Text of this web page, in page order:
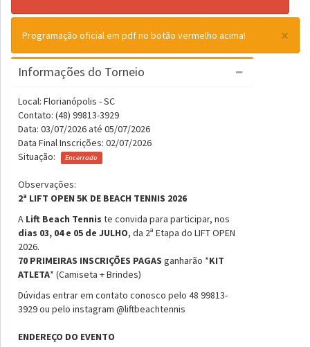
×
Programação oficial em pdf no botão vermelho acima!
Informações do Torneio
Local: Florianópolis - SC
Contato: (48) 99813-3929
Data: 03/07/2026 até 05/07/2026
Data Final Inscrições: 02/07/2026
Situação:
Encerrado
Observações:
2ª LIFT OPEN 5K DE BEACH TENNIS 2026
A Lift Beach Tennis te convida para participar, nos
dias 03, 04 e 05 de JULHO, da 2ª Etapa do LIFT OPEN
2026.
70 PRIMEIRAS INSCRIÇÕES PAGAS ganharão *KIT
ATLETA* (Camiseta + Brindes)
Dúvidas entrar em contato conosco pelo 48 99813-
3929 ou pelo instagram @liftbeachtennis
ENDEREÇO DO EVENTO